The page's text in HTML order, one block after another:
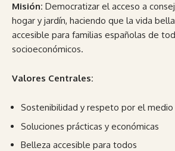
Misión: Democratizar el acceso a
hogar y jardín, haciendo que la vida
accesible para familias españolas de
socioeconómicos.
Valores Centrales:
Sostenibilidad y respeto por el
Soluciones prácticas y económicas
Belleza accesible para todos